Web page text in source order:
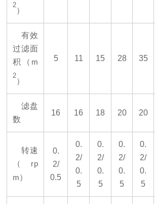
2
）
有效
过滤面
积（ m
2
）
5 11 15 28 35
滤盘
数
16 16 18 20 20
转速
（ rp
m）
0.
2/
0.5
0.
2/
0.
5
0.
2/
0.
5
0.
2/
0.
5
0.
2/
0.
5